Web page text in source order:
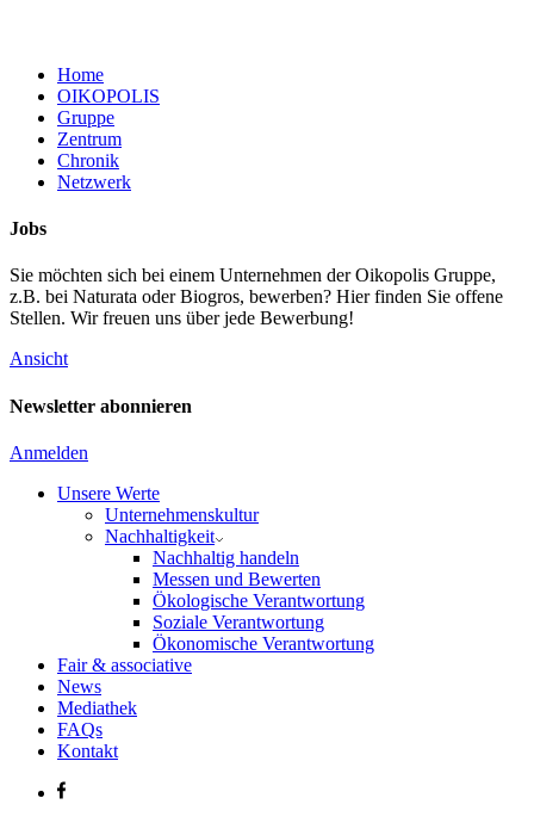
Home
OIKOPOLIS
Gruppe
Zentrum
Chronik
Netzwerk
Jobs
Sie möchten sich bei einem Unternehmen der Oikopolis Gruppe,
z.B. bei Naturata oder Biogros, bewerben? Hier finden Sie offene
Stellen. Wir freuen uns über jede Bewerbung!
Ansicht
Newsletter abonnieren
Anmelden
Unsere Werte
Unternehmenskultur
Nachhaltigkeit
Nachhaltig handeln
Messen und Bewerten
Ökologische Verantwortung
Soziale Verantwortung
Ökonomische Verantwortung
Fair & associative
News
Mediathek
FAQs
Kontakt